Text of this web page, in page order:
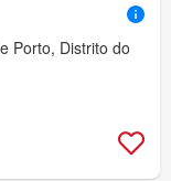
Porto, Distrito do